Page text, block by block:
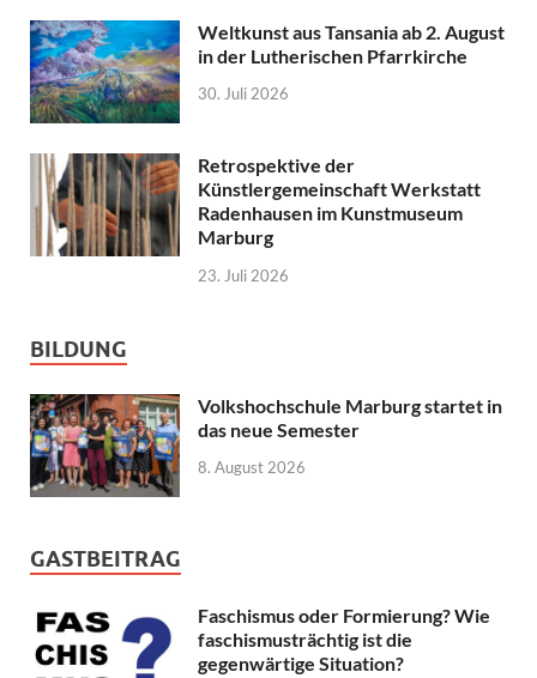
Weltkunst aus Tansania ab 2. August
in der Lutherischen Pfarrkirche
30. Juli 2026
Retrospektive der
Künstlergemeinschaft Werkstatt
Radenhausen im Kunstmuseum
Marburg
23. Juli 2026
BILDUNG
Volkshochschule Marburg startet in
das neue Semester
8. August 2026
GASTBEITRAG
Faschismus oder Formierung? Wie
faschismusträchtig ist die
gegenwärtige Situation?